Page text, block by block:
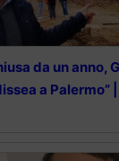
da un anno,
a Palermo” |